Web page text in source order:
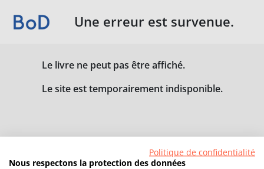
Une erreur est survenue.
Le livre ne peut pas être affiché.
Le site est temporairement indisponible.
Politique de confidentialité
Nous respectons la protection des données